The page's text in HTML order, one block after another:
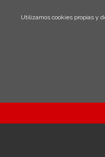
Utilizamos cookies propias y